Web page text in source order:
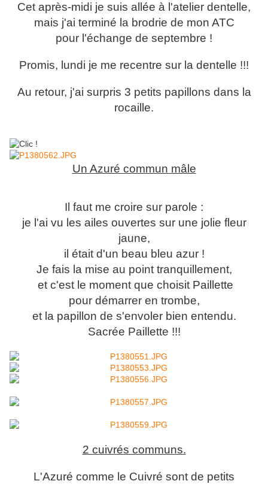
Cet après-midi je suis allée à l'atelier dentelle,
mais j'ai terminé la brodrie de mon ATC
pour l'échange de septembre !
Promis, lundi je me recentre sur la dentelle !!!
Au retour, j'ai surpris 3 petits papillons dans la
rocaille.
Un Azuré commun mâle
Il faut me croire sur parole :
je l'ai vu les ailes ouvertes sur une jolie fleur
jaune,
il était d'un beau bleu azur !
Je fais la mise au point tranquillement,
et c'est le moment que choisit Paillette
pour démarrer en trombe,
et la papillon de s'envoler bien entendu.
Sacrée Paillette !!!
2 cuivrés communs.
L'Azuré comme le Cuivré sont de petits